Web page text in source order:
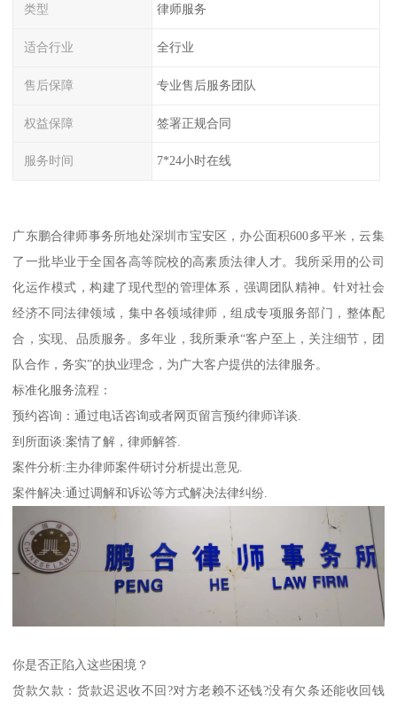
类型 律师服务
适合行业 全行业
售后保障 专业售后服务团队
权益保障 签署正规合同
服务时间 7*24小时在线
广东鹏合律师事务所地处深圳市宝安区，办公面积600多平米，云集
了一批毕业于全国各高等院校的高素质法律人才。我所采用的公司
化运作模式，构建了现代型的管理体系，强调团队精神。针对社会
经济不同法律领域，集中各领域律师，组成专项服务部门，整体配
合，实现、品质服务。多年业，我所秉承“客户至上，关注细节，团
队合作，务实”的执业理念，为广大客户提供的法律服务。
标准化服务流程：
预约咨询：通过电话咨询或者网页留言预约律师详谈.
到所面谈:案情了解，律师解答.
案件分析:主办律师案件研讨分析提出意见.
案件解决:通过调解和诉讼等方式解决法律纠纷.
你是否正陷入这些困境？
货款欠款：货款迟迟收不回?对方老赖不还钱?没有欠条还能收回钱